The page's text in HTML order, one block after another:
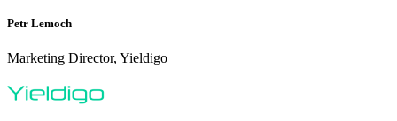
Petr Lemoch
Marketing Director, Yieldigo